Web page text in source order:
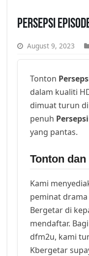
Persepsi
August 9, 2023
Tonton
dalam kualiti
dimuat turun di
penuh Persepsi
yang pantas.
Tonton
Kami
peminat
Bergetar di
mendaftar.
dfm2u, kami
Kbergetar